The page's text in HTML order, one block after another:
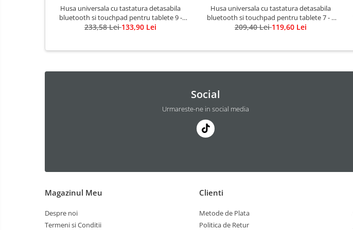
Husa universala cu tastatura detasabila
bluetooth si touchpad pentru tablete 9 -
10.5 inch Android, Windows, negru
233,58 Lei133,90 Lei
Husa universala cu tastatura detasabila
bluetooth si touchpad pentru tablete 7 - 8
inch Android, Windows, negru
209,40 Lei119,60 Lei
Social
Urmareste-ne in social media
Magazinul Meu
Despre noi
Termeni si Conditii
Clienti
Metode de Plata
Politica de Retur